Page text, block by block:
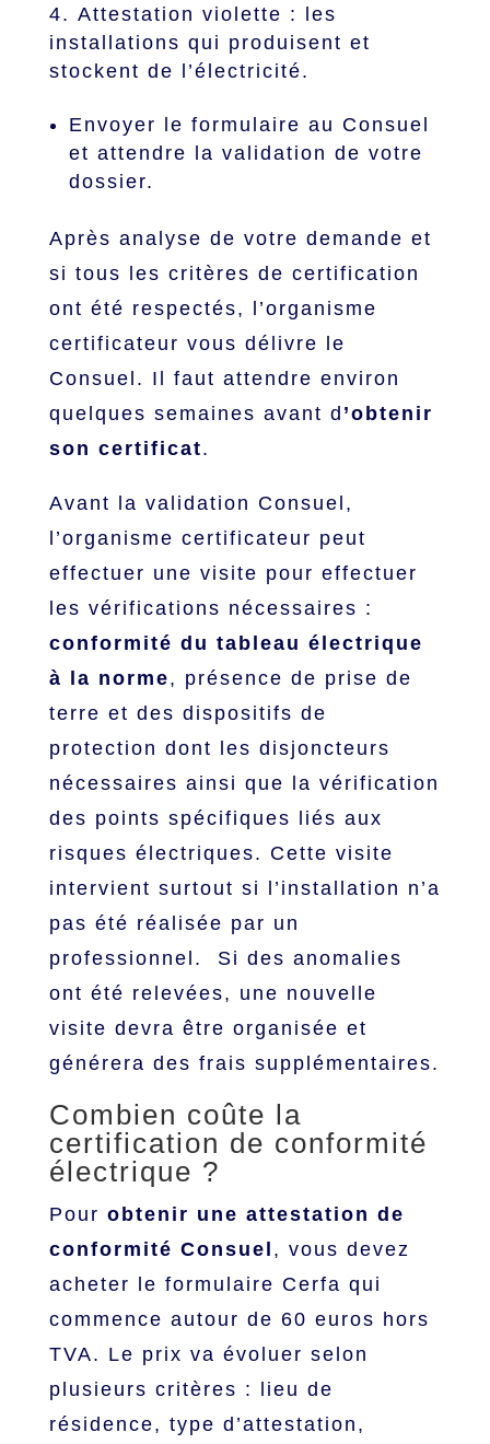
Attestation violette : les
installations qui produisent et
stockent de l’électricité.
Envoyer le formulaire au Consuel
et attendre la validation de votre
dossier.
Après analyse de votre demande et
si tous les critères de certification
ont été respectés, l’organisme
certificateur vous délivre le
Consuel. Il faut attendre environ
quelques semaines avant d ’obtenir
son certificat.
Avant la validation Consuel,
l’organisme certificateur peut
effectuer une visite pour effectuer
les vérifications nécessaires :
conformité du tableau électrique
à la norme, présence de prise de
terre et des dispositifs de
protection dont les disjoncteurs
nécessaires ainsi que la vérification
des points spécifiques liés aux
risques électriques. Cette visite
intervient surtout si l’installation n’a
pas été réalisée par un
professionnel. Si des anomalies
ont été relevées, une nouvelle
visite devra être organisée et
générera des frais supplémentaires.
Combien coûte la
certification de conformité
électrique ?
Pour obtenir une attestation de
conformité Consuel , vous devez
acheter le formulaire Cerfa qui
commence autour de 60 euros hors
TVA. Le prix va évoluer selon
plusieurs critères : lieu de
résidence, type d’attestation,